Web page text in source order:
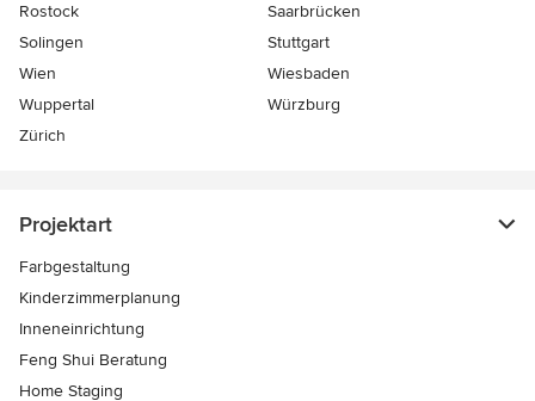
Rostock
Saarbrücken
Solingen
Stuttgart
Wien
Wiesbaden
Wuppertal
Würzburg
Zürich
Projektart
Farbgestaltung
Kinderzimmerplanung
Inneneinrichtung
Feng Shui Beratung
Home Staging